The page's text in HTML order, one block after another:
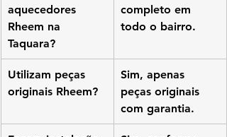
aquecedores
Rheem na
Taquara?
completo em
todo o bairro.
Utilizam peças
originais Rheem?
Sim, apenas
peças originais
com garantia.